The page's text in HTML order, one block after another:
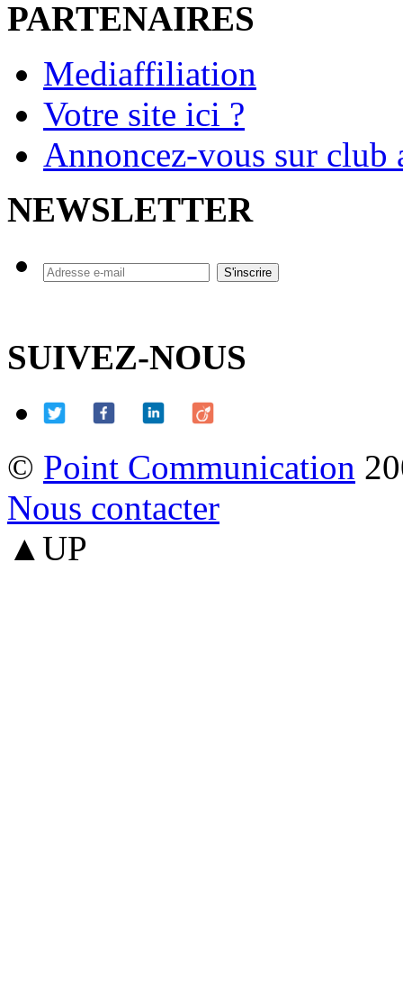
PARTENAIRES
Mediaffiliation
Votre site ici ?
Annoncez-vous sur
NEWSLETTER
SUIVEZ-NOUS
© Point Communication
Nous contacter
▲UP